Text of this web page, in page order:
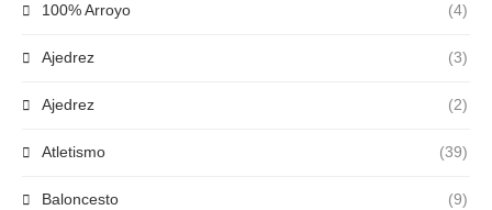
100% Arroyo (4)
Ajedrez (3)
Ajedrez (2)
Atletismo (39)
Baloncesto (9)